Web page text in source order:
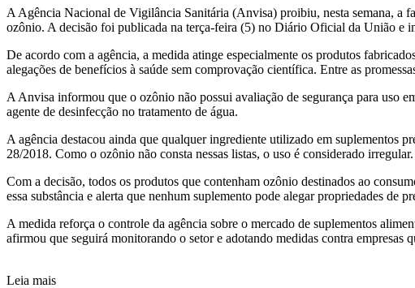
A Agência Nacional de Vigilância Sanitária (Anvisa) proibiu, nesta semana, a
ozônio. A decisão foi publicada na terça-feira (5) no Diário Oficial da União e
De acordo com a agência, a medida atinge especialmente os produtos
alegações de benefícios à saúde sem comprovação científica. Entre as
A Anvisa informou que o ozônio não possui avaliação de segurança para uso
agente de desinfecção no tratamento de água.
A agência destacou ainda que qualquer ingrediente utilizado em suplementos
28/2018. Como o ozônio não consta nessas listas, o uso é considerado irregular.
Com a decisão, todos os produtos que contenham ozônio destinados ao
essa substância e alerta que nenhum suplemento pode alegar propriedades de
A medida reforça o controle da agência sobre o mercado de suplementos
afirmou que seguirá monitorando o setor e adotando medidas contra empresas
Leia mais